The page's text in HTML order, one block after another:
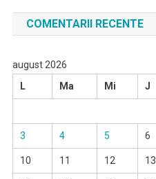
COMENTARII RECENTE
august 2026
L
Ma Mi J
3 4 5 6
10 11 12 13